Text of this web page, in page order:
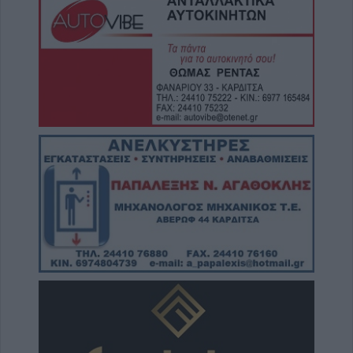
Γκουσμπασανιώτη ποταμού"
7 Αυγούστου 2026, 10:59
Άκυρες οι εγκύκλιοι που δεν αναρτώνται στις
ιστοσελίδες των φορέων του δημοσίου από
1ης Οκτωβρίου 2026
Ταϊλάνδη: Έφηβος σκότωσε παππού και
γιαγιά και εν συνεχεία 6 άτομα στο σχολείο
του
7 Αυγούστου 2026, 10:37
Δωρεάν κρατική αρωγή για την
αποκατάσταση ζημιών σε κτίρια που
επλήγησαν από το σεισμό της 12ης Μαρτίου
2026 στο Δήμο Αργιθέας
Την Παρασκευή 7 Αυγούστου η κηδεία του
Κωνσταντίνου Στυλ. Βασιλάκη